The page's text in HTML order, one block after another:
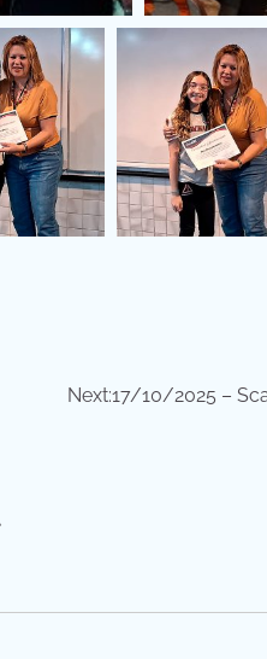
Next:17/10/2025 –